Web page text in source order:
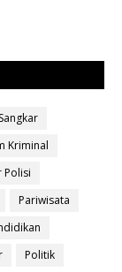
Kriminal
Polisi
Pariwisata
Politik